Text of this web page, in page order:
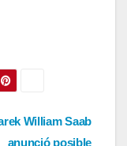
William Saab
anunció posible